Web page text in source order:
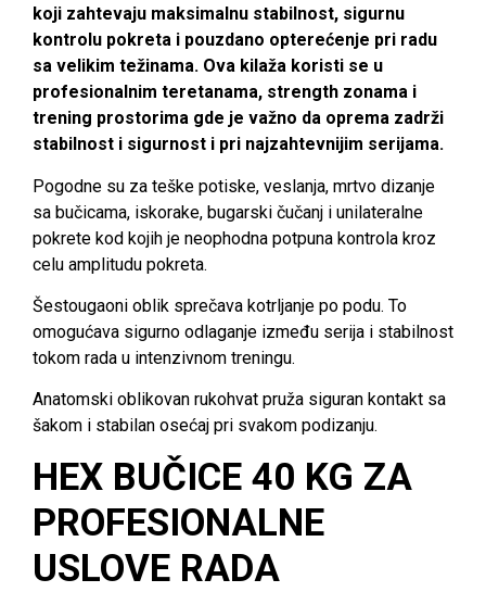
koji zahtevaju maksimalnu stabilnost, sigurnu
kontrolu pokreta i pouzdano opterećenje pri radu
sa velikim težinama. Ova kilaža koristi se u
profesionalnim teretanama, strength zonama i
trening prostorima gde je važno da oprema zadrži
stabilnost i sigurnost i pri najzahtevnijim serijama.
Pogodne su za teške potiske, veslanja, mrtvo dizanje
sa bučicama, iskorake, bugarski čučanj i unilateralne
pokrete kod kojih je neophodna potpuna kontrola kroz
celu amplitudu pokreta.
Šestougaoni oblik sprečava kotrljanje po podu. To
omogućava sigurno odlaganje između serija i stabilnost
tokom rada u intenzivnom treningu.
Anatomski oblikovan rukohvat pruža siguran kontakt sa
šakom i stabilan osećaj pri svakom podizanju.
HEX BUČICE 40 KG ZA
PROFESIONALNE
USLOVE RADA